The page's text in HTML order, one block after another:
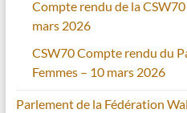
Compte rendu de la
mars 2026
CSW70 Compte rendu du
Femmes – 10 mars 2026
Parlement de la Fédération